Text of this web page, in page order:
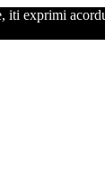
iti exprimi